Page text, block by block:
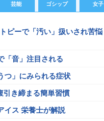
芸能 ゴシップ 女子
ピーで「汚い」扱いされ苦悩
「音」注目される
つ」にみられる症状
引き締まる簡単習慣
イス 栄養士が解説